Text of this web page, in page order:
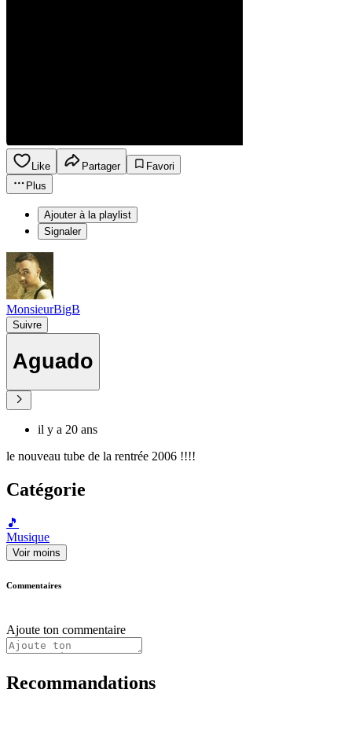
Like Partager
Favori
Plus
Ajouter à la playlist
Signaler
MonsieurBigB
Suivre
Aguado
il y a 20 ans
le nouveau tube de la rentrée 2006 !!!!
Catégorie
🎵
Musique
Voir moins
Commentaires
Ajoute ton commentaire
Recommandations